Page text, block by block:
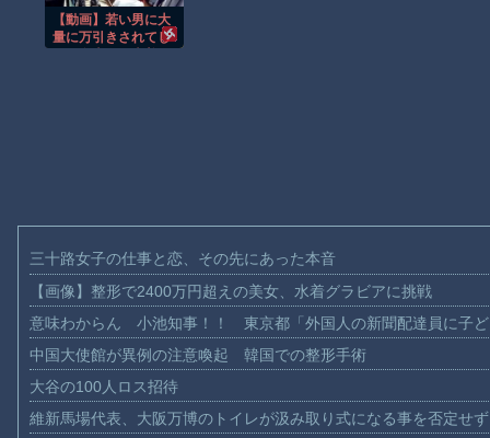
【動画】若い男に大
量に万引きされてし
三十路女子の仕事と恋、その先にあった本音
【画像】整形で2400万円超えの美女、水着グラビアに挑戦
意味わからん 小池知事！！ 東京都「外国人の新聞配達員に子ど
中国大使館が異例の注意喚起 韓国での整形手術
大谷の100人ロス招待
維新馬場代表、大阪万博のトイレが汲み取り式になる事を否定せ